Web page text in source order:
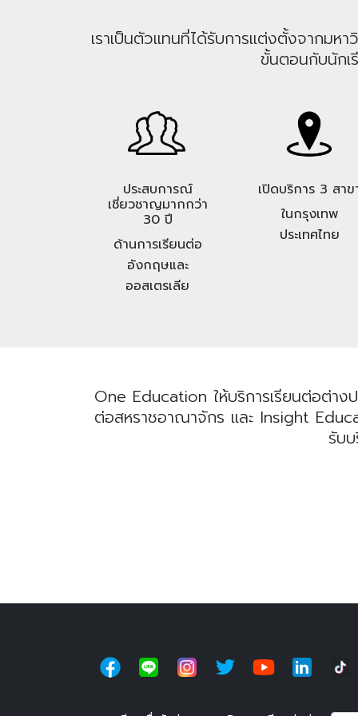
เราเป็นตัวแทนที่ได้รับการแต่งตั้งจากมห
ขั้นตอนกับนักเ
ประสบการณ์
เชี่ยวชาญมากกว่า
30 ปี
ด้านการเรียนต่อ
อังกฤษและ
ออสเตรเลีย
เปิดบริการ 3 สาข
ในกรุงเทพ
ประเทศไทย
One Education ให้บริการเรียนต่อต่า
ต่อสหราชอาณาจักร และ Insight
รับ